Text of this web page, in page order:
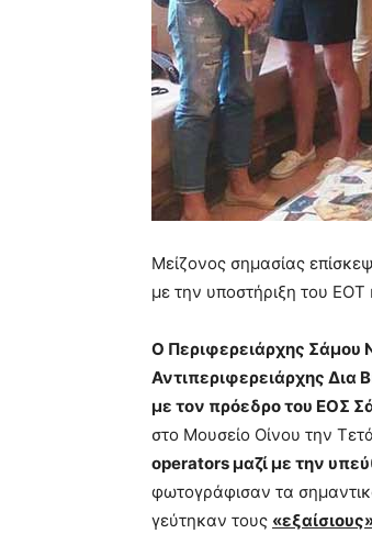
Μείζονος σημασίας
με την υποστήριξη του ΕΟΤ
Ο Περιφερειάρχης Σάμου
Αντιπεριφερειάρχης Δια
με τον πρόεδρο του ΕΟΣ
στο Μουσείο Οίνου την
operators μαζί με την
φωτογράφισαν τα
γεύτηκαν τους